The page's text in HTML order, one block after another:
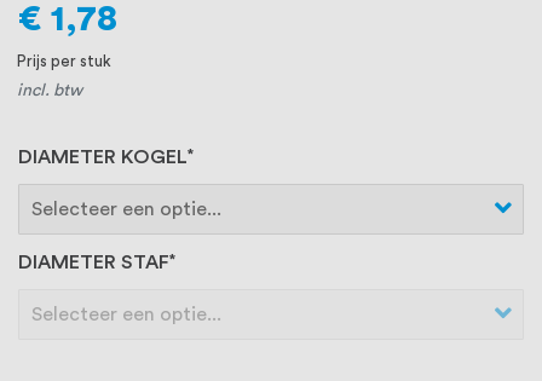
DIAMETER KOGEL
DIAMETER STAF
€ 1,78
Prijs per stuk
incl. btw